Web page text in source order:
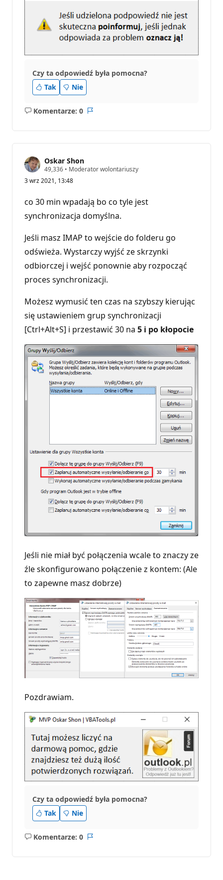
Czy ta odpowiedź była pomocna?
Tak
Nie
Komentarze: 0
Brak
Oskar Shon
49,336 P
n
t
y
r
e
u
t
a
• Moderator wolontariuszy
3 wrz 2021, 13:48
co 30 min wpadają bo co tyle jest
synchronizacja domyślna.
Jeśli masz IMAP to wejście do folderu go
odświeża. Wystarczy wyjść ze skrzynki
odbiorczej i wejść ponownie aby rozpocząć
proces synchronizacji.
Możesz wymusić ten czas na szybszy kierując
się ustawieniem grup synchronizacji
[Ctrl+Alt+S] i przestawić 30 na 5 i po kłopocie
Jeśli nie miał być połączenia wcale to znaczy ze
źle skonfigurowano połączenie z kontem: (Ale
to zapewne masz dobrze)
Pozdrawiam.
Czy ta odpowiedź była pomocna?
Tak
Nie
Komentarze: 0
Brak